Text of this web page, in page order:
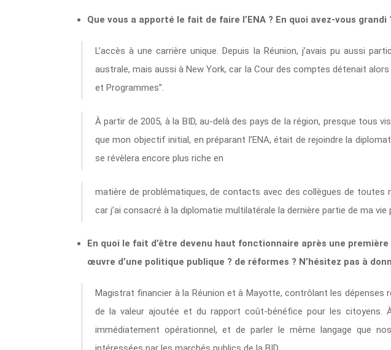
Que vous a apporté le fait de faire l’ENA ? En quoi avez-vous grandi
L’accès à une carrière unique. Depuis la Réunion, j’avais pu aussi
australe, mais aussi à New York, car la Cour des comptes détenait alors
et Programmes”.
À partir de 2005, à la BID, au-delà des pays de la région, presque tous
que mon objectif initial, en préparant l’ENA, était de rejoindre la
se révèlera encore plus riche en
matière de problématiques, de contacts avec des collègues de toutes
car j’ai consacré à la diplomatie multilatérale la dernière partie de ma vie
En quoi le fait d’être devenu haut fonctionnaire après une
œuvre d’une politique publique ? de réformes ? N’hésitez pas à
Magistrat financier à la Réunion et à Mayotte, contrôlant les
de la valeur ajoutée et du rapport coût-bénéfice pour les citoyens.
immédiatement opérationnel, et de parler le même langage que